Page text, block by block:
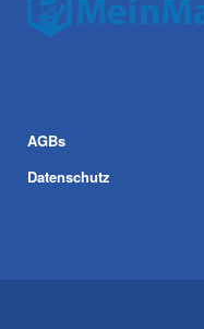
AGBs
Datenschutz